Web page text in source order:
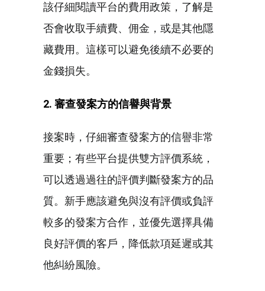
該仔細閱讀平台的費用政策，了解是
否會收取手續費、佣金，或是其他隱
藏費用。這樣可以避免後續不必要的
金錢損失。
2. 審查發案方的信譽與背景
接案時，仔細審查發案方的信譽非常
重要；有些平台提供雙方評價系統，
可以透過過往的評價判斷發案方的品
質。新手應該避免與沒有評價或負評
較多的發案方合作，並優先選擇具備
良好評價的客戶，降低款項延遲或其
他糾紛風險。